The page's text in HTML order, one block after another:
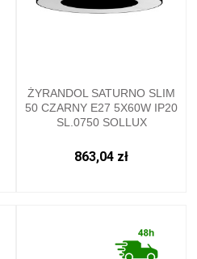
ŻYRANDOL SATURNO SLIM
50 CZARNY E27 5X60W IP20
SL.0750 SOLLUX
863,04 zł